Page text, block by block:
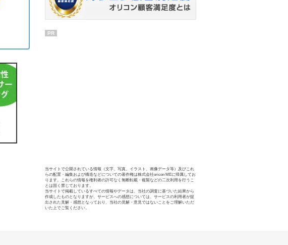
PR
当サイトで公開されている情報（文字、写真、イラスト、画像データ等）及びこれ
らの配置・編集および構造などについての著作権は株式会社oricon MEに帰属してお
ります。これらの情報を権利者の許可なく無断転載・複製などの二次利用を行うこ
とは固く禁じております。
当サイトで掲載しているすべての情報やデータは、当社の調査に基づいた結果から
作成したものとなりますが、サービスへの感想については、サービスの利用者が提
出された見解・感想となっており、当社の見解・意見ではないことをご理解いただ
いた上でご覧ください。